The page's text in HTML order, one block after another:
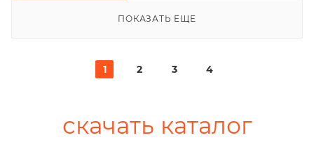
ПОКАЗАТЬ ЕЩЕ
1 2 3 4
скачать каталог